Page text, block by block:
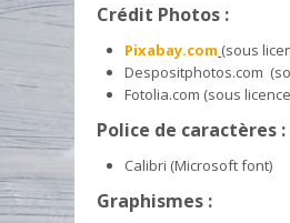
Crédit Photos :
Pixabay.com (sous
Despositphotos.com
Fotolia.com (sous
Police de caractères :
Calibri (Microsoft font)
Graphismes :